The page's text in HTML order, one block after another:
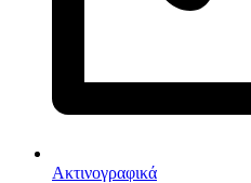
Ακτινογραφικά